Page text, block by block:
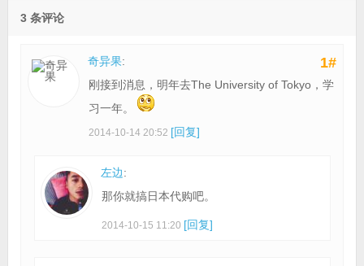
3 条评论
1#
奇异果:
刚接到消息，明年去The University of Tokyo，学
习一年。
2014-10-14 20:52 [回复]
左边:
那你就搞日本代购吧。
2014-10-15 11:20 [回复]